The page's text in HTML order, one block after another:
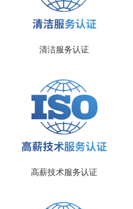
清洁服务认证
高薪技术服务认证